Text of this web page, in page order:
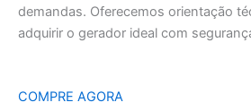
demandas. Oferecemos orientação
adquirir o gerador ideal com
COMPRE AGORA